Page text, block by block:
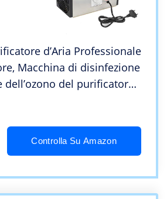
d’Aria Professionale
Macchina di disinfezione
dell’ozono del purificatore
del
20g/h
Controlla Su Amazon